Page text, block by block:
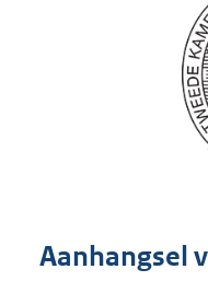
Aanhangsel